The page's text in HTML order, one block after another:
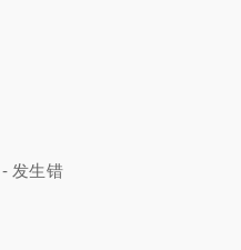
发生错